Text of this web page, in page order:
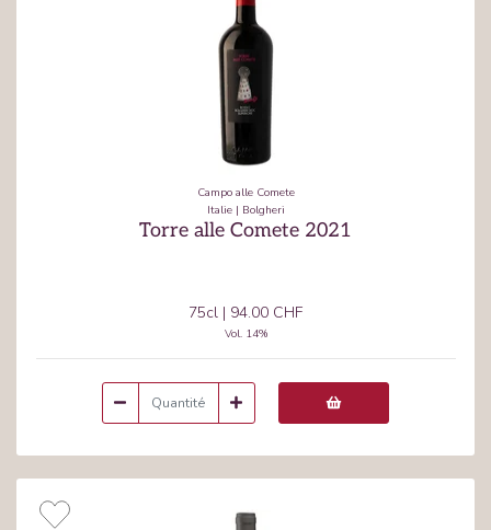
Campo alle Comete
Italie| Bolgheri
Torre alle Comete 2021
75cl | 94.00 CHF
Vol. 14%